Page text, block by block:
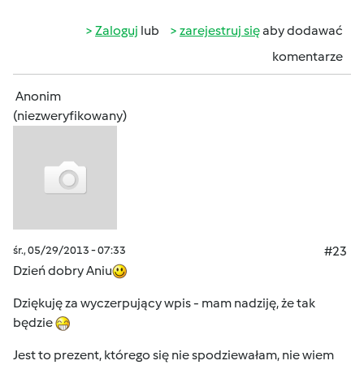
Zaloguj lub zarejestruj sięaby dodawać
komentarze
Anonim
(niezweryfikowany)
śr., 05/29/2013 - 07:33
#23
Dzień dobry Aniu
Dziękuję za wyczerpujący wpis - mam nadziję, że tak
będzie
Jest to prezent, którego się nie spodziewałam, nie wiem